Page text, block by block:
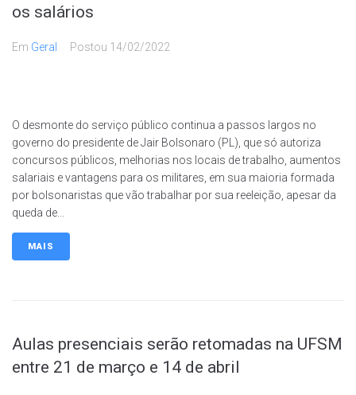
os salários
Em Geral Postou 14/02/2022
O desmonte do serviço público continua a passos largos no
governo do presidente de Jair Bolsonaro (PL), que só autoriza
concursos públicos, melhorias nos locais de trabalho, aumentos
salariais e vantagens para os militares, em sua maioria formada
por bolsonaristas que vão trabalhar por sua reeleição, apesar da
queda de...
MAIS
Aulas presenciais serão retomadas na UFSM
entre 21 de março e 14 de abril